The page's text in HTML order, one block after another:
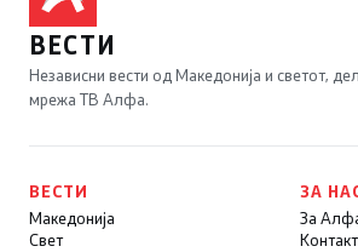
ВЕСТИ
Независни вести од Македонија и светот,
мрежа ТВ Алфа.
ВЕСТИ
Македонија
Свет
ЗА
За
Контакт